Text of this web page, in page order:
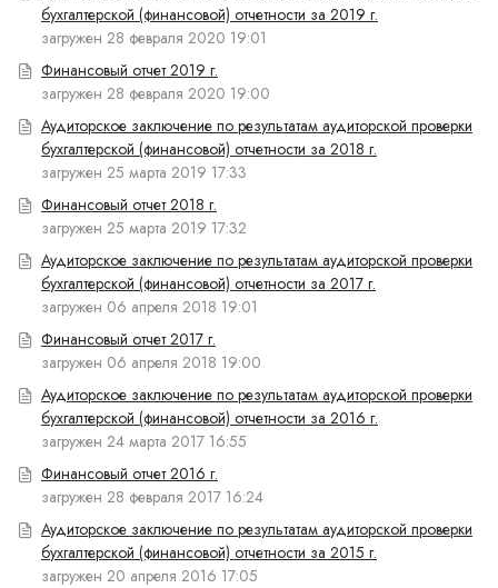
бухгалтерской (финансовой) отчетности за 2019 г.
загружен 28 февраля 2020 19:01
Финансовый отчет 2019 г.
загружен 28 февраля 2020 19:00
Аудиторское заключение по результатам аудиторской проверки
бухгалтерской (финансовой) отчетности за 2018 г.
загружен 25 марта 2019 17:33
Финансовый отчет 2018 г.
загружен 25 марта 2019 17:32
Аудиторское заключение по результатам аудиторской проверки
бухгалтерской (финансовой) отчетности за 2017 г.
загружен 06 апреля 2018 19:01
Финансовый отчет 2017 г.
загружен 06 апреля 2018 19:00
Аудиторское заключение по результатам аудиторской проверки
бухгалтерской (финансовой) отчетности за 2016 г.
загружен 24 марта 2017 16:55
Финансовый отчет 2016 г.
загружен 28 февраля 2017 16:24
Аудиторское заключение по результатам аудиторской проверки
бухгалтерской (финансовой) отчетности за 2015 г.
загружен 20 апреля 2016 17:05